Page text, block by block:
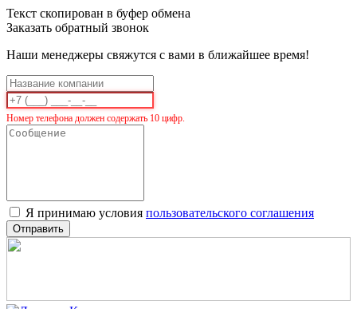
Текст скопирован в буфер обмена
Заказать обратный звонок
Наши менеджеры свяжутся с вами в ближайшее время!
Номер телефона должен содержать 10 цифр.
Я принимаю условия пользовательского соглашения
Отправить